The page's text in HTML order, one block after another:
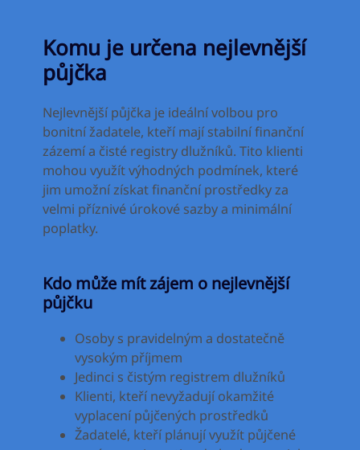
Komu je určena nejlevnější
půjčka
Nejlevnější půjčka je ideální volbou pro
bonitní žadatele, kteří mají stabilní finanční
zázemí a čisté registry dlužníků. Tito klienti
mohou využít výhodných podmínek, které
jim umožní získat finanční prostředky za
velmi příznivé úrokové sazby a minimální
poplatky.
Kdo může mít zájem o nejlevnější
půjčku
Osoby s pravidelným a dostatečně
vysokým příjmem
Jedinci s čistým registrem dlužníků
Klienti, kteří nevyžadují okamžité
vyplacení půjčených prostředků
Žadatelé, kteří plánují využít půjčené